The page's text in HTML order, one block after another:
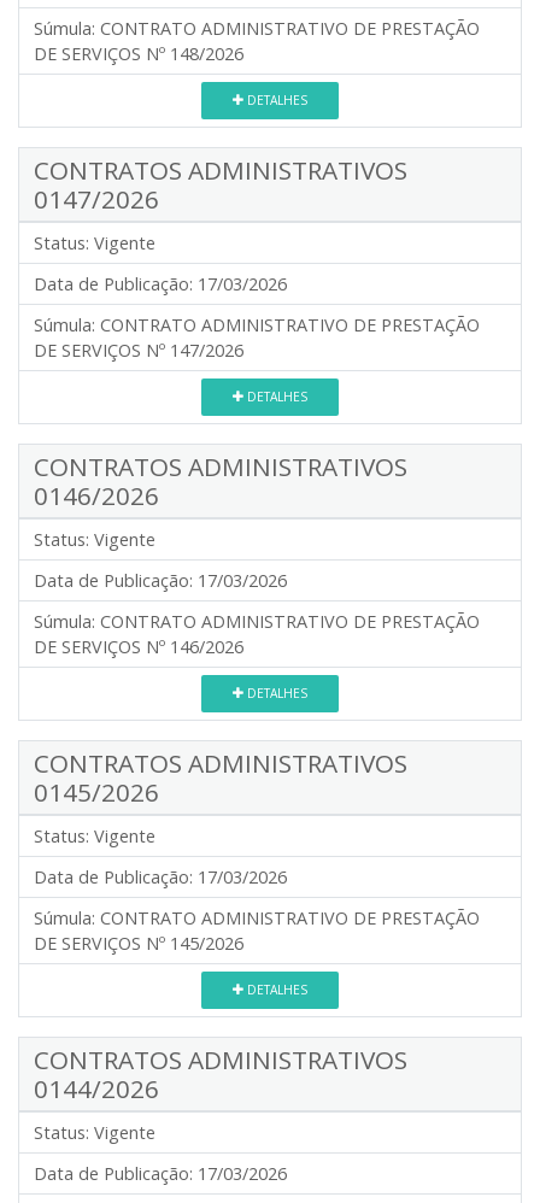
Súmula: CONTRATO ADMINISTRATIVO DE PRESTAÇÃO
DE SERVIÇOS Nº 148/2026
DETALHES
CONTRATOS ADMINISTRATIVOS
0147/2026
Status: Vigente
Data de Publicação: 17/03/2026
Súmula: CONTRATO ADMINISTRATIVO DE PRESTAÇÃO
DE SERVIÇOS Nº 147/2026
DETALHES
CONTRATOS ADMINISTRATIVOS
0146/2026
Status: Vigente
Data de Publicação: 17/03/2026
Súmula: CONTRATO ADMINISTRATIVO DE PRESTAÇÃO
DE SERVIÇOS Nº 146/2026
DETALHES
CONTRATOS ADMINISTRATIVOS
0145/2026
Status: Vigente
Data de Publicação: 17/03/2026
Súmula: CONTRATO ADMINISTRATIVO DE PRESTAÇÃO
DE SERVIÇOS Nº 145/2026
DETALHES
CONTRATOS ADMINISTRATIVOS
0144/2026
Status: Vigente
Data de Publicação: 17/03/2026